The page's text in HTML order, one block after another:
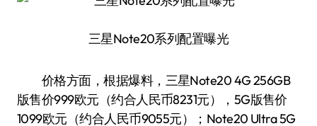
三星Note20系列配置曝光
价格方面，根据爆料，三星Note20 4G 256GB
版售价999欧元（约合人民币8231元），5G版售价
1099欧元（约合人民币9055元）；Note20 Ultra 5G